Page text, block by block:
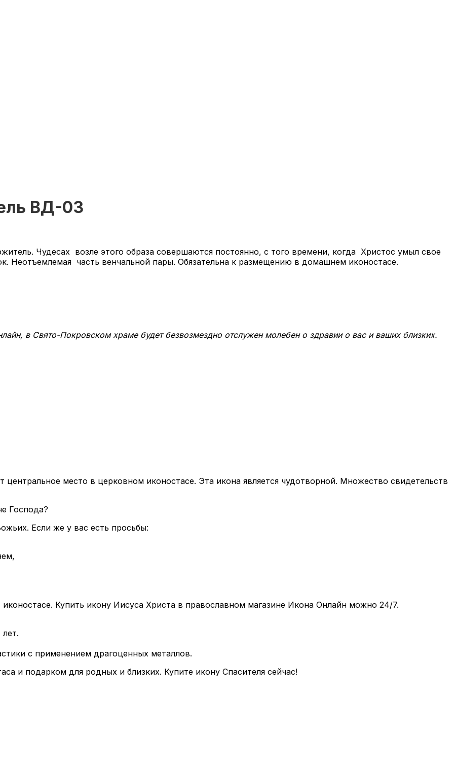
ВД-03
Чудесах возле этого образа совершаются постоянно, с того времени, когда Христос умыл свое
Неотъемлемая часть венчальной пары. Обязательна к размещению в домашнем иконостасе.
в Свято-Покровском храме будет безвозмездно отслужен молебен о здравии о вас и ваших близких.
место в церковном иконостасе. Эта икона является чудотворной. Множество свидетельств
Господа?
Если же у вас есть просьбы:
Купить икону Иисуса Христа в православном магазине Икона Онлайн можно 24/7.
с применением драгоценных металлов.
и подарком для родных и близких. Купите икону Спасителя сейчас!